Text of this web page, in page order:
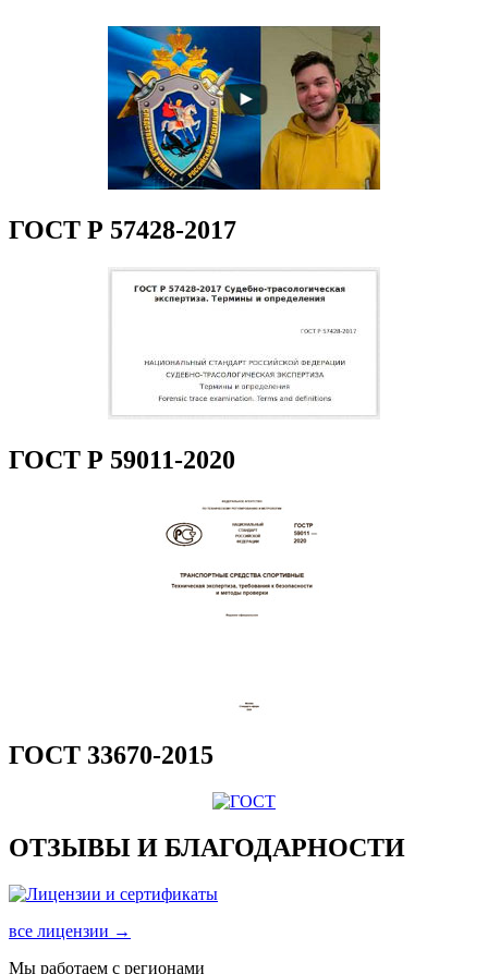
ГОСТ Р 57428-2017
ГОСТ Р 59011-2020
ГОСТ 33670-2015
ОТЗЫВЫ И БЛАГОДАРНОСТИ
все лицензии →
Мы работаем с регионами